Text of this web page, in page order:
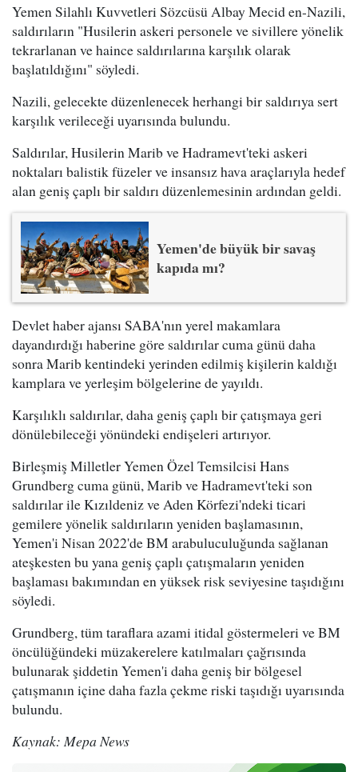
Yemen Silahlı Kuvvetleri Sözcüsü Albay Mecid en-Nazili,
saldırıların "Husilerin askeri personele ve sivillere yönelik
tekrarlanan ve haince saldırılarına karşılık olarak
başlatıldığını" söyledi.
Nazili, gelecekte düzenlenecek herhangi bir saldırıya sert
karşılık verileceği uyarısında bulundu.
Saldırılar, Husilerin Marib ve Hadramevt'teki askeri
noktaları balistik füzeler ve insansız hava araçlarıyla hedef
alan geniş çaplı bir saldırı düzenlemesinin ardından geldi.
Yemen'de büyük bir savaş
kapıda mı?
Devlet haber ajansı SABA'nın yerel makamlara
dayandırdığı haberine göre saldırılar cuma günü daha
sonra Marib kentindeki yerinden edilmiş kişilerin kaldığı
kamplara ve yerleşim bölgelerine de yayıldı.
Karşılıklı saldırılar, daha geniş çaplı bir çatışmaya geri
dönülebileceği yönündeki endişeleri artırıyor.
Birleşmiş Milletler Yemen Özel Temsilcisi Hans
Grundberg cuma günü, Marib ve Hadramevt'teki son
saldırılar ile Kızıldeniz ve Aden Körfezi'ndeki ticari
gemilere yönelik saldırıların yeniden başlamasının,
Yemen'i Nisan 2022'de BM arabuluculuğunda sağlanan
ateşkesten bu yana geniş çaplı çatışmaların yeniden
başlaması bakımından en yüksek risk seviyesine taşıdığını
söyledi.
Grundberg, tüm taraflara azami itidal göstermeleri ve BM
öncülüğündeki müzakerelere katılmaları çağrısında
bulunarak şiddetin Yemen'i daha geniş bir bölgesel
çatışmanın içine daha fazla çekme riski taşıdığı uyarısında
bulundu.
Kaynak: Mepa News